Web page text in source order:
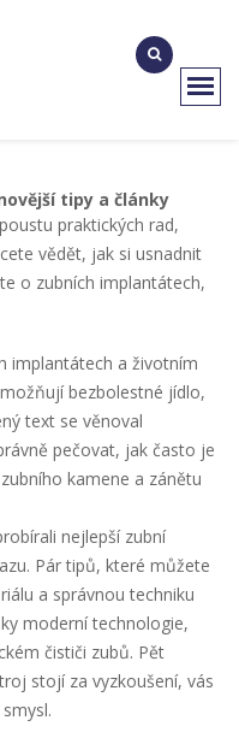
tipy a články
praktických rad,
vědět, jak si usnadnit
o zubních implantátech,
implantátech a životním
bezbolestné jídlo,
text se věnoval
pečovat, jak často je
kamene a zánětu
nejlepší zubní
. Pár tipů, které můžete
a správnou techniku
moderní technologie,
čističi zubů. Pět
stojí za vyzkoušení, vás